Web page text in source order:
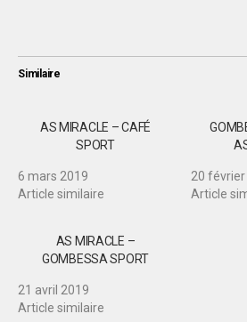
Similaire
AS MIRACLE – CAFÉ
SPORT
6 mars 2019
Article similaire
20 février
Article
AS MIRACLE –
GOMBESSA SPORT
21 avril 2019
Article similaire